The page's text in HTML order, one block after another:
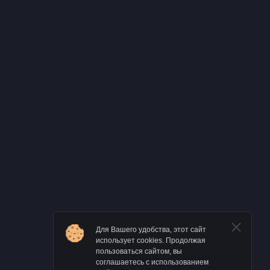
Для Вашего удобства, этот сайт
использует cookies. Продолжая
пользоваться сайтом, вы
соглашаетесь с использованием